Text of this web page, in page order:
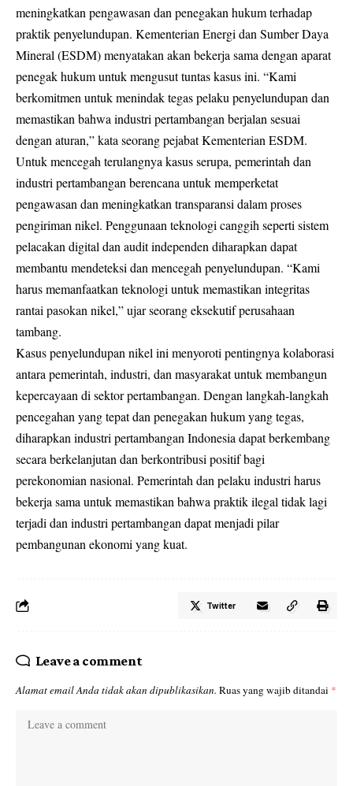
meningkatkan pengawasan dan penegakan hukum terhadap
praktik penyelundupan. Kementerian Energi dan Sumber Daya
Mineral (ESDM) menyatakan akan bekerja sama dengan aparat
penegak hukum untuk mengusut tuntas kasus ini. “Kami
berkomitmen untuk menindak tegas pelaku penyelundupan dan
memastikan bahwa industri pertambangan berjalan sesuai
dengan aturan,” kata seorang pejabat Kementerian ESDM.
Untuk mencegah terulangnya kasus serupa, pemerintah dan
industri pertambangan berencana untuk memperketat
pengawasan dan meningkatkan transparansi dalam proses
pengiriman nikel. Penggunaan teknologi canggih seperti sistem
pelacakan digital dan audit independen diharapkan dapat
membantu mendeteksi dan mencegah penyelundupan. “Kami
harus memanfaatkan teknologi untuk memastikan integritas
rantai pasokan nikel,” ujar seorang eksekutif perusahaan
tambang.
Kasus penyelundupan nikel ini menyoroti pentingnya kolaborasi
antara pemerintah, industri, dan masyarakat untuk membangun
kepercayaan di sektor pertambangan. Dengan langkah-langkah
pencegahan yang tepat dan penegakan hukum yang tegas,
diharapkan industri pertambangan Indonesia dapat berkembang
secara berkelanjutan dan berkontribusi positif bagi
perekonomian nasional. Pemerintah dan pelaku industri harus
bekerja sama untuk memastikan bahwa praktik ilegal tidak lagi
terjadi dan industri pertambangan dapat menjadi pilar
pembangunan ekonomi yang kuat.
Twitter
Leave a comment
Alamat email Anda tidak akan dipublikasikan. Ruas yang wajib ditandai *